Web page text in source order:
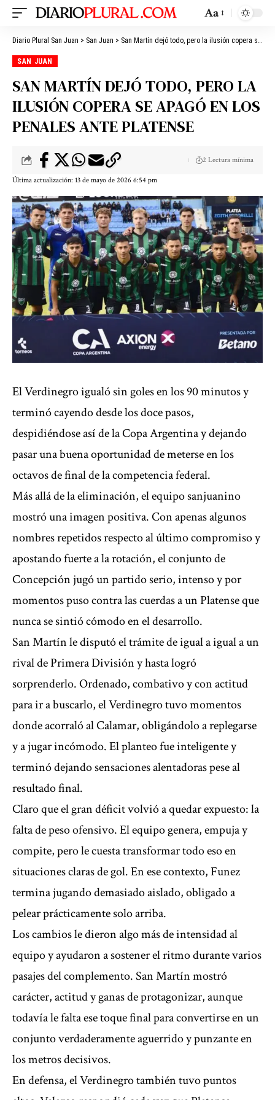
Aa
Diario Plural San Juan > San Juan > San Martín dejó todo, pero la ilusión copera se apagó en los penales ante Platense
SAN JUAN
SAN MARTÍN DEJÓ TODO, PERO LA
ILUSIÓN COPERA SE APAGÓ EN LOS
PENALES ANTE PLATENSE
Última actualización: 13 de mayo de 2026 6:54 pm
2 Lectura mínima
El Verdinegro igualó sin goles en los 90 minutos y
terminó cayendo desde los doce pasos,
despidiéndose así de la Copa Argentina y dejando
pasar una buena oportunidad de meterse en los
octavos de final de la competencia federal.
Más allá de la eliminación, el equipo sanjuanino
mostró una imagen positiva. Con apenas algunos
nombres repetidos respecto al último compromiso y
apostando fuerte a la rotación, el conjunto de
Concepción jugó un partido serio, intenso y por
momentos puso contra las cuerdas a un Platense que
nunca se sintió cómodo en el desarrollo.
San Martín le disputó el trámite de igual a igual a un
rival de Primera División y hasta logró
sorprenderlo. Ordenado, combativo y con actitud
para ir a buscarlo, el Verdinegro tuvo momentos
donde acorraló al Calamar, obligándolo a replegarse
y a jugar incómodo. El planteo fue inteligente y
terminó dejando sensaciones alentadoras pese al
resultado final.
Claro que el gran déficit volvió a quedar expuesto: la
falta de peso ofensivo. El equipo genera, empuja y
compite, pero le cuesta transformar todo eso en
situaciones claras de gol. En ese contexto, Funez
termina jugando demasiado aislado, obligado a
pelear prácticamente solo arriba.
Los cambios le dieron algo más de intensidad al
equipo y ayudaron a sostener el ritmo durante varios
pasajes del complemento. San Martín mostró
carácter, actitud y ganas de protagonizar, aunque
todavía le falta ese toque final para convertirse en un
conjunto verdaderamente aguerrido y punzante en
los metros decisivos.
En defensa, el Verdinegro también tuvo puntos